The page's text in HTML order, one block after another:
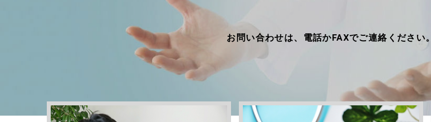
お問い合わせは、電話かFAXでご連絡ください。